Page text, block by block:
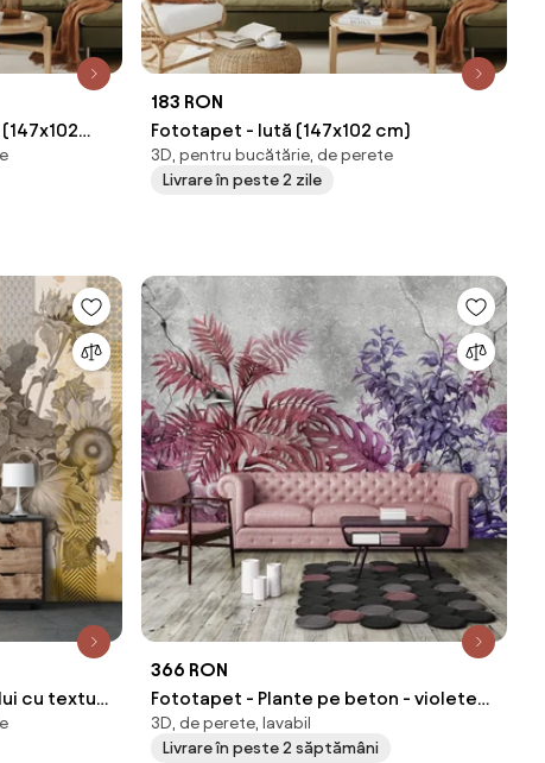
183 RON
Fototapet - Iută (147x102 cm)
3D, pentru bucătărie, de perete
Livrare în peste 2 zile
cu texturi
366 RON
Fototapet - Plante pe beton - violete
(254x184 cm)
3D, de perete, lavabil
Livrare în peste 2 săptămâni